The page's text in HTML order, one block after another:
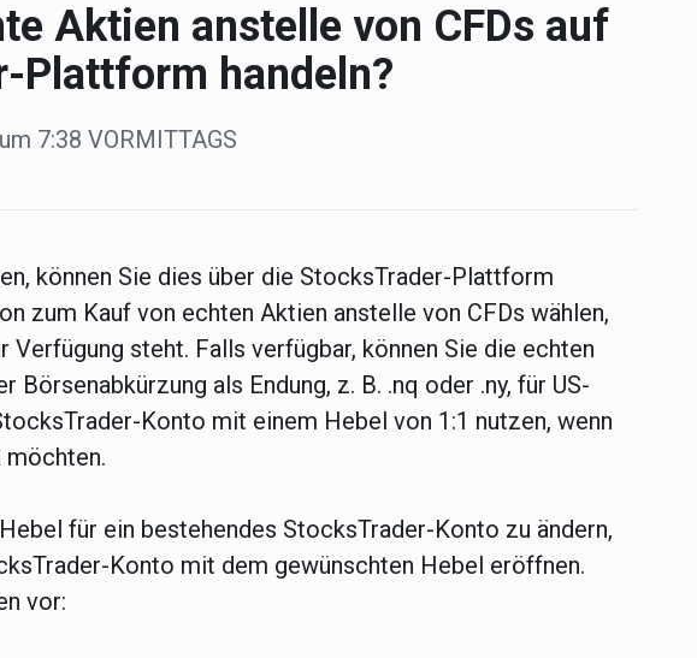
Aktien anstelle von CFDs auf
Plattform handeln?
7:38 VORMITTAGS
können Sie dies über die StocksTrader-Plattform
zum Kauf von echten Aktien anstelle von CFDs wählen,
Verfügung steht. Falls verfügbar, können Sie die echten
als Endung, z. B. .nq oder .ny, für US-
Konto mit einem Hebel von 1:1 nutzen, wenn
möchten.
für ein bestehendes StocksTrader-Konto zu ändern,
Konto mit dem gewünschten Hebel eröffnen.
vor: